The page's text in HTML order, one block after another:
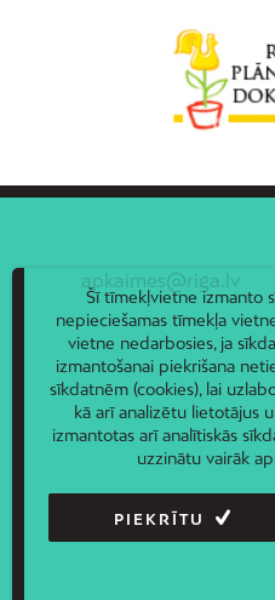
apkaimes@riga.lv
Šī tīmekļvietne izmanto
nepieciešamas tīmekļa
vietne nedarbosies, ja
izmantošanai piekrišana
sīkdatnēm (cookies), lai
kā arī analizētu lietotājus
izmantotas arī analītiskās
uzzinātu vairāk
PIEKRĪTU